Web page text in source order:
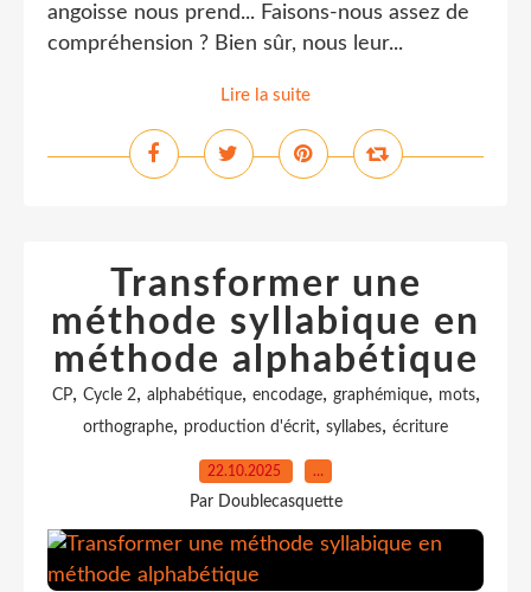
angoisse nous prend... Faisons-nous assez de
compréhension ? Bien sûr, nous leur...
Lire la suite
Transformer une
méthode syllabique en
méthode alphabétique
CP, Cycle 2, alphabétique, encodage, graphémique, mots,
orthographe, production d'écrit, syllabes, écriture
22.10.2025 …
Par Doublecasquette